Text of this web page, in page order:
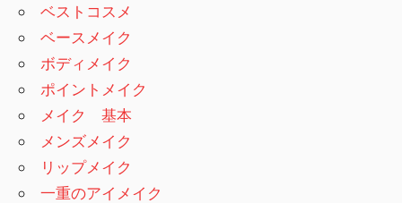
ベストコスメ
ベースメイク
ボディメイク
ポイントメイク
メイク 基本
メンズメイク
リップメイク
一重のアイメイク